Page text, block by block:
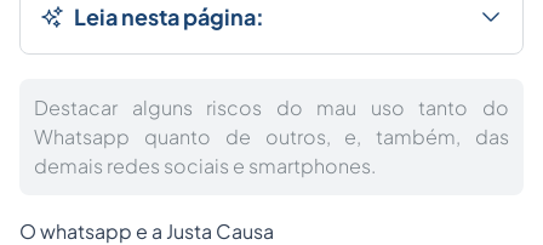
Leia nesta página:
Destacar alguns riscos do mau uso tanto do
Whatsapp quanto de outros, e, também, das
demais redes sociais e smartphones.
Owhatsapp e a Justa Causa